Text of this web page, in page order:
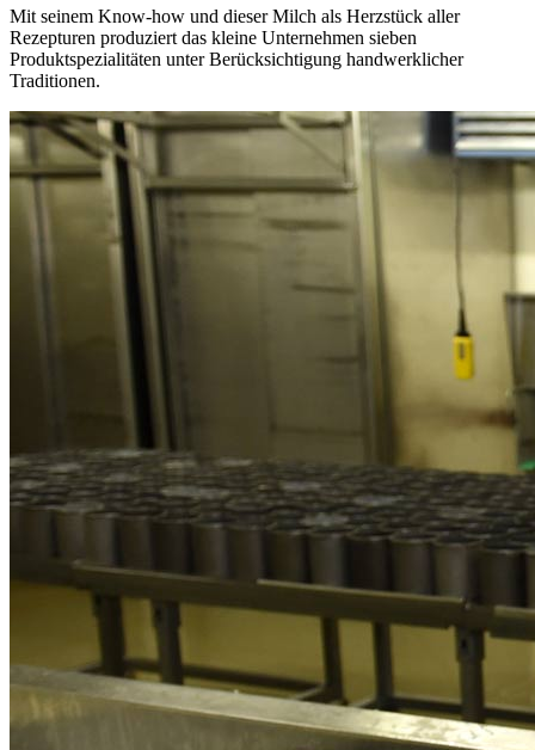
Mit seinem Know-how und dieser Milch als Herzstück aller
Rezepturen produziert das kleine Unternehmen sieben
Produktspezialitäten unter Berücksichtigung handwerklicher
Traditionen.